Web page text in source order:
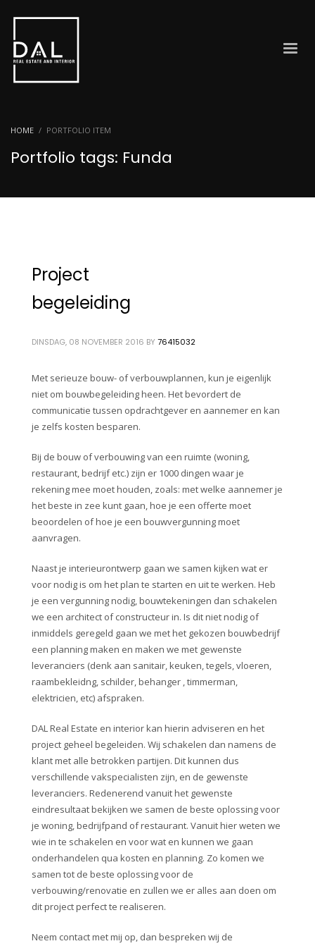
HOME PORTFOLIO ITEM
Portfolio tags: Funda
Project
begeleiding
DINSDAG, 08 NOVEMBER 2016 BY 76415032
Met serieuze bouw- of verbouwplannen, kun je eigenlijk
niet om bouwbegeleiding heen. Het bevordert de
communicatie tussen opdrachtgever en aannemer en kan
je zelfs kosten besparen.
Bij de bouw of verbouwing van een ruimte (woning,
restaurant, bedrijf etc.) zijn er 1000 dingen waar je
rekening mee moet houden, zoals: met welke aannemer je
het beste in zee kunt gaan, hoe je een offerte moet
beoordelen of hoe je een bouwvergunning moet
aanvragen.
Naast je interieurontwerp gaan we samen kijken wat er
voor nodig is om het plan te starten en uit te werken. Heb
je een vergunning nodig, bouwtekeningen dan schakelen
we een architect of constructeur in. Is dit niet nodig of
inmiddels geregeld gaan we met het gekozen bouwbedrijf
een planning maken en maken we met gewenste
leveranciers (denk aan sanitair, keuken, tegels, vloeren,
raambekleidng, schilder, behanger , timmerman,
elektricien, etc) afspraken.
DAL Real Estate en interior kan hierin adviseren en het
project geheel begeleiden. Wij schakelen dan namens de
klant met alle betrokken partijen. Dit kunnen dus
verschillende vakspecialisten zijn, en de gewenste
leveranciers. Redenerend vanuit het gewenste
eindresultaat bekijken we samen de beste oplossing voor
je woning, bedrijfpand of restaurant. Vanuit hier weten we
wie in te schakelen en voor wat en kunnen we gaan
onderhandelen qua kosten en planning. Zo komen we
samen tot de beste oplossing voor de
verbouwing/renovatie en zullen we er alles aan doen om
dit project perfect te realiseren.
Neem contact met mij op, dan bespreken wij de